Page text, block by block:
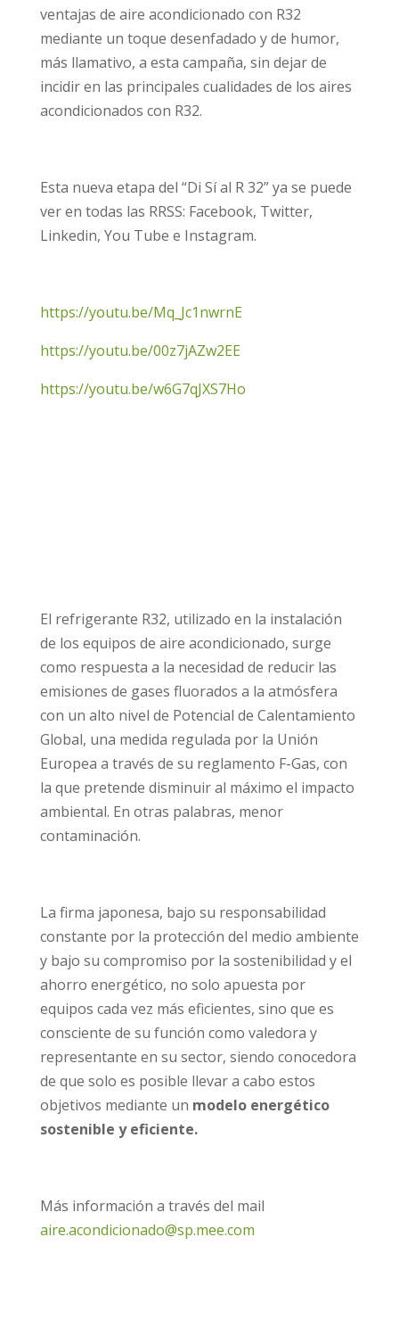
ventajas de aire acondicionado con R32
mediante un toque desenfadado y de humor,
más llamativo, a esta campaña, sin dejar de
incidir en las principales cualidades de los aires
acondicionados con R32.
Esta nueva etapa del “Di Sí al R 32” ya se puede
ver en todas las RRSS: Facebook, Twitter,
Linkedin, You Tube e Instagram.
https://youtu.be/Mq_Jc1nwrnE
https://youtu.be/00z7jAZw2EE
https://youtu.be/w6G7qJXS7Ho
El refrigerante R32, utilizado en la instalación
de los equipos de aire acondicionado, surge
como respuesta a la necesidad de reducir las
emisiones de gases fluorados a la atmósfera
con un alto nivel de Potencial de Calentamiento
Global, una medida regulada por la Unión
Europea a través de su reglamento F-Gas, con
la que pretende disminuir al máximo el impacto
ambiental. En otras palabras, menor
contaminación.
La firma japonesa, bajo su responsabilidad
constante por la protección del medio ambiente
y bajo su compromiso por la sostenibilidad y el
ahorro energético, no solo apuesta por
equipos cada vez más eficientes, sino que es
consciente de su función como valedora y
representante en su sector, siendo conocedora
de que solo es posible llevar a cabo estos
objetivos mediante un modelo energético
sostenible y eficiente.
Más información a través del mail
aire.acondicionado@sp.mee.com